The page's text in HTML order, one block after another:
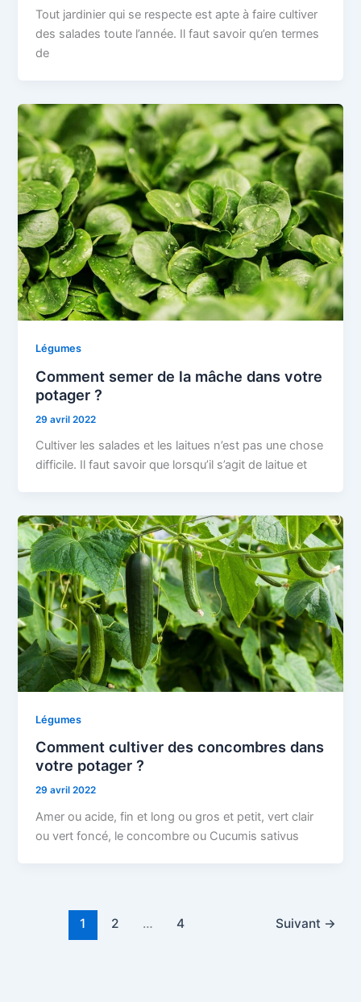
Tout jardinier qui se respecte est apte à faire cultiver
des salades toute l’année. Il faut savoir qu’en termes
de
Légumes
Comment semer de la mâche dans votre
potager ?
29 avril 2022
Cultiver les salades et les laitues n’est pas une chose
difficile. Il faut savoir que lorsqu’il s’agit de laitue et
Légumes
Comment cultiver des concombres dans
votre potager ?
29 avril 2022
Amer ou acide, fin et long ou gros et petit, vert clair
ou vert foncé, le concombre ou Cucumis sativus
1 2 … 4 Suivant →